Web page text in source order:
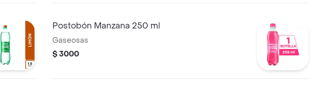
Postobón Manzana 250 ml
Gaseosas
$ 3000